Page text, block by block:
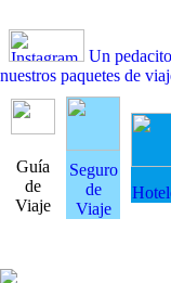
Un
nuestros paquetes de
Guía
de
Viaje
Seguro
de
Viaje